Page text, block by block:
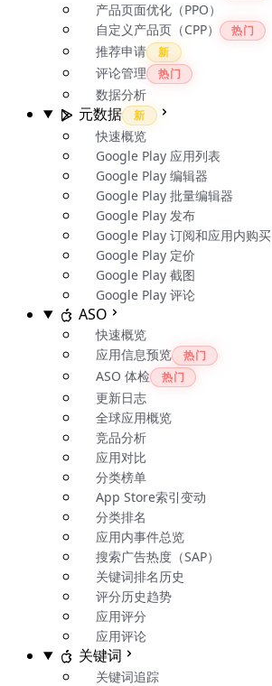
产品页面优化（PPO）
自定义产品页（CPP）
热门
推荐申请 新
评论管理 热门
数据分析
元数据 新
快速概览
Google Play 应用列表
Google Play 编辑器
Google Play 批量编辑器
Google Play 发布
Google Play 订阅和应用内购买
Google Play 定价
Google Play 截图
Google Play 评论
ASO
快速概览
应用信息预览
热门
ASO 体检 热门
更新日志
全球应用概览
竞品分析
应用对比
分类榜单
App Store索引变动
分类排名
应用内事件总览
搜索广告热度（SAP）
关键词排名历史
评分历史趋势
应用评分
应用评论
关键词
关键词追踪